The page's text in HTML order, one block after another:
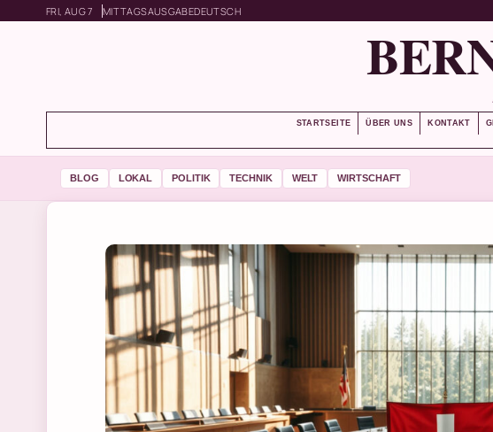
FRI, AUG 7 MITTAGSAUSGABEDEUTSCH
STARTSEITE ÜBER UNS KONTAKT
BLOG LOKAL POLITIK TECHNIK WELT WIRTSCHAFT